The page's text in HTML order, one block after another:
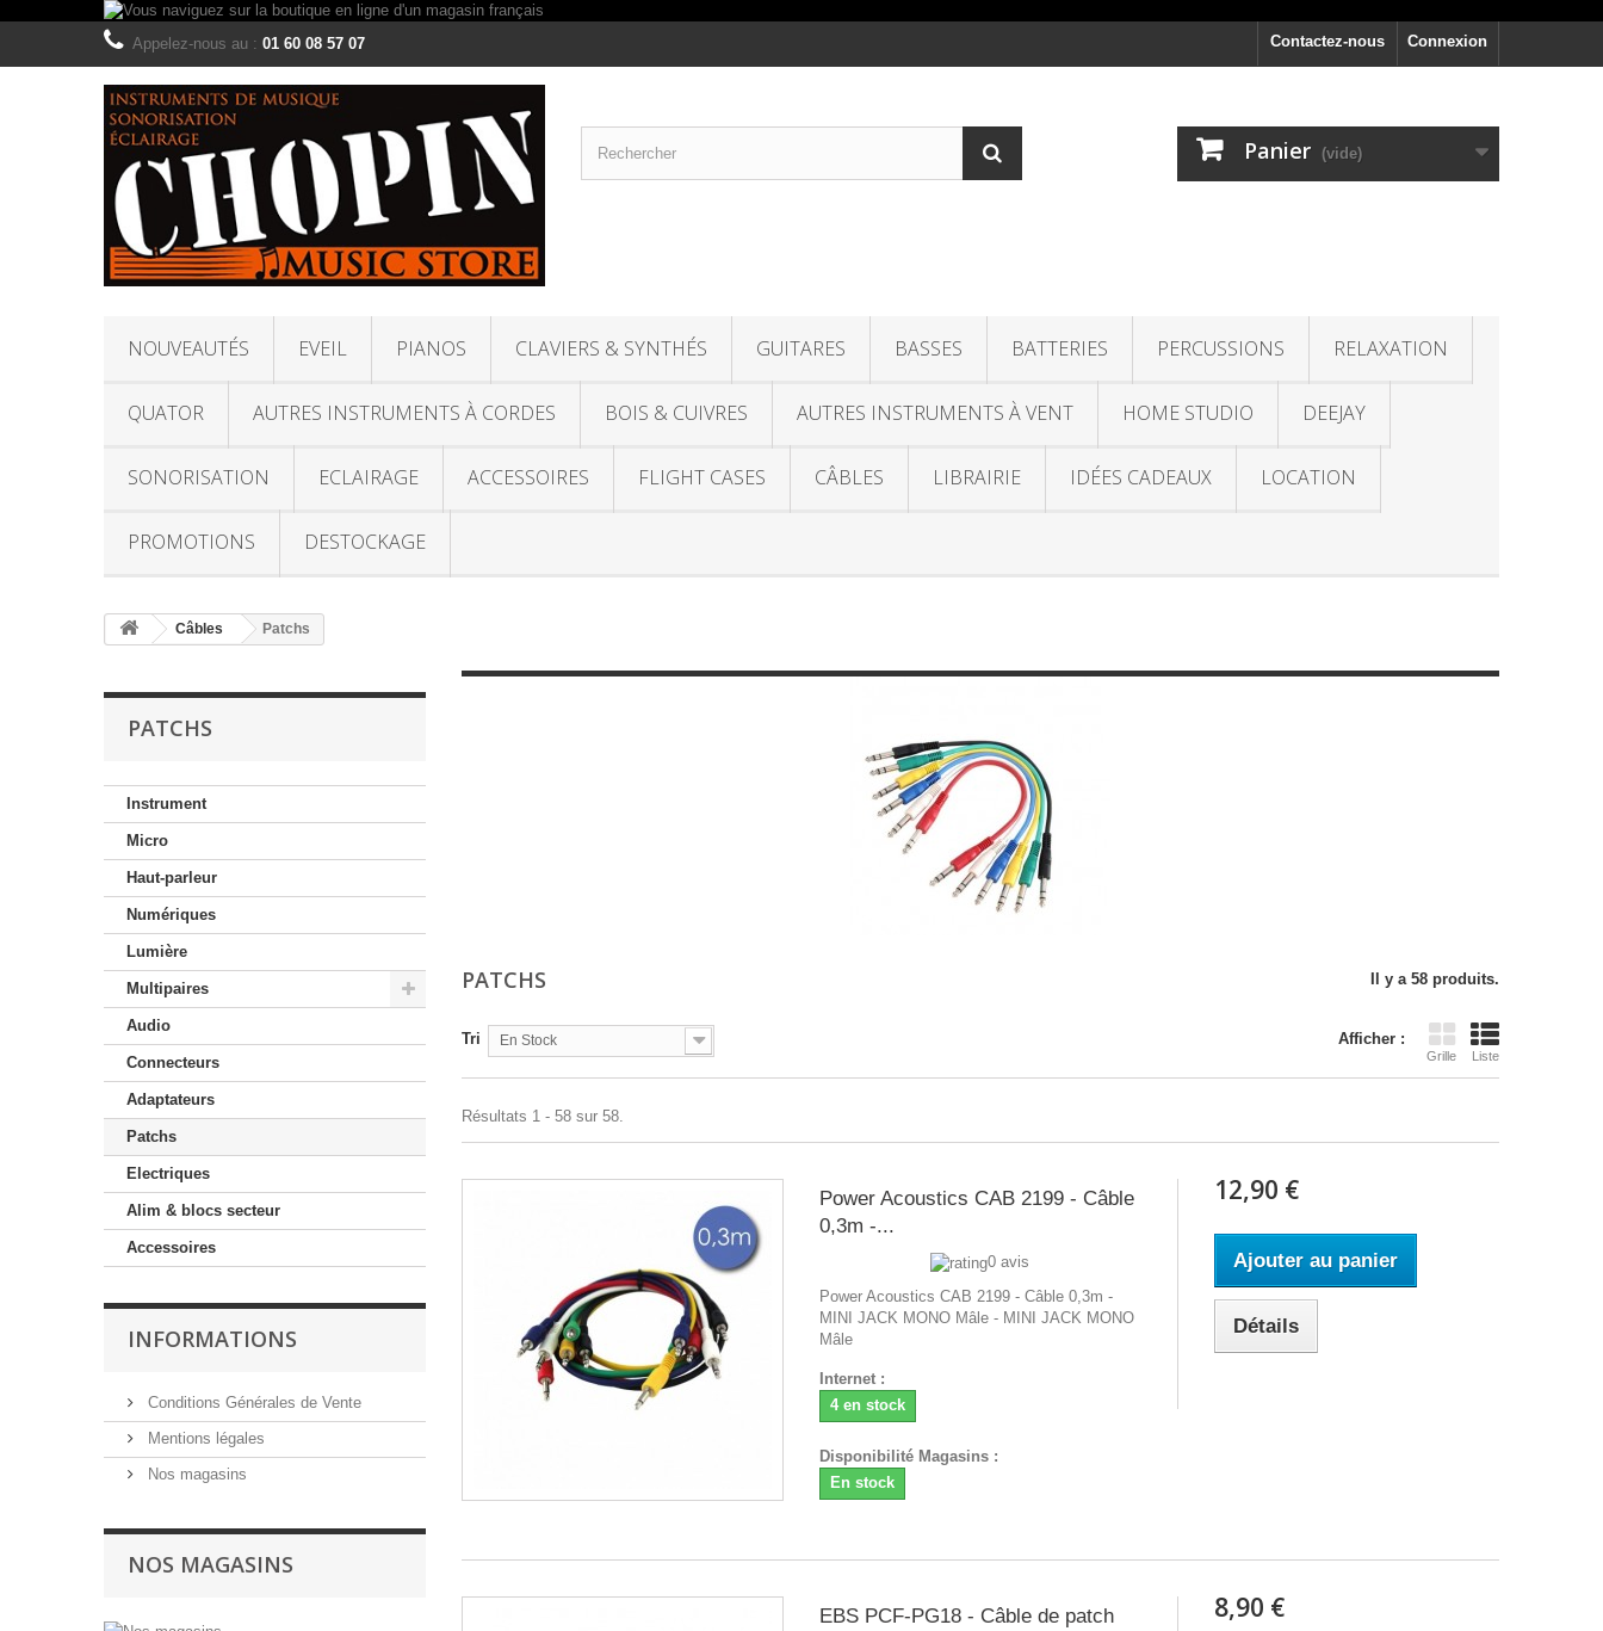
Connexion
Contactez-nous
Appelez-nous au : 01 60 08 57 07
Panier (vide)
NOUVEAUTÉS EVEIL PIANOS CLAVIERS & SYNTHÉS GUITARES BASSES BATTERIES PERCUSSIONS RELAXATION
QUATOR AUTRES INSTRUMENTS À CORDES BOIS & CUIVRES AUTRES INSTRUMENTS À VENT HOME STUDIO DEEJAY
SONORISATION ECLAIRAGE ACCESSOIRES FLIGHT CASES CÂBLES LIBRAIRIE IDÉES CADEAUX LOCATION
PROMOTIONS DESTOCKAGE
Câbles Patchs
PATCHS
Instrument
Micro
Haut-parleur
Numériques
Lumière
Multipaires
Audio
Connecteurs
Adaptateurs
Patchs
Electriques
Alim & blocs secteur
Accessoires
INFORMATIONS
Conditions Générales de Vente
Mentions légales
Nos magasins
NOS MAGASINS
PATCHS Il y a 58 produits.
Afficher :
Grille Liste
Tri En Stock
Résultats 1 - 58 sur 58.
Power Acoustics CAB 2199 - Câble
0,3m -...
0 avis
Power Acoustics CAB 2199 - Câble 0,3m -
MINI JACK MONO Mâle - MINI JACK MONO
Mâle
Internet :
4 en stock
Disponibilité Magasins :
En stock
12,90 €
Ajouter au panier
Détails
EBS PCF-PG18 - Câble de patch
8,90 €